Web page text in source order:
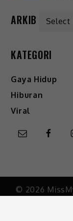
ARKIB
KATEGORI
Gaya Hidup
Hiburan
Viral
© 2026